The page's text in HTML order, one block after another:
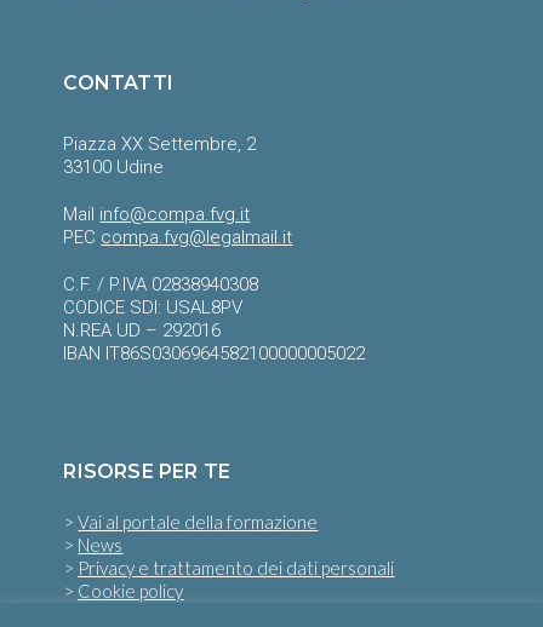
CONTATTI
Piazza XX Settembre, 2
33100 Udine
Mail info@compa.fvg.it
PEC compa.fvg@legalmail.it
C.F. / P.IVA 02838940308
CODICE SDI: USAL8PV
N.REA UD – 292016
IBAN IT86S0306964582100000005022
RISORSE PER TE
>Vai al portale della formazione
> News
> Privacy e trattamento dei dati personali
> Cookie policy